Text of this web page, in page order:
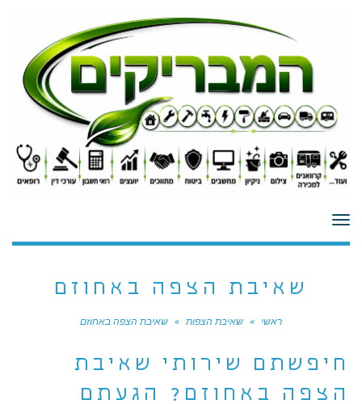
תפריט
שאיבת הצפה באחוזם
ראשי » שאיבת הצפות » שאיבת הצפה באחוזם
חיפשתם שירותי שאיבת
הצפה באחוזם? הגעתם